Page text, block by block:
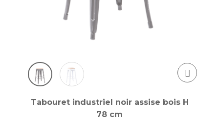
Tabouret industriel noir assise bois H
78 cm